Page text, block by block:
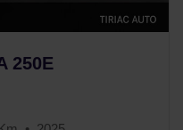
250E